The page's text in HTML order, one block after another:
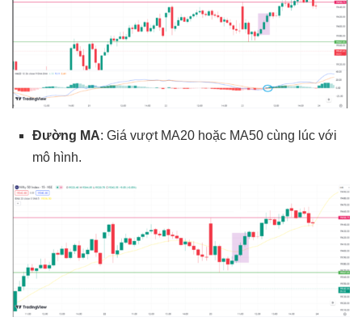
Đường MA: Giá vượt MA20 hoặc MA50 cùng lúc với
mô hình.